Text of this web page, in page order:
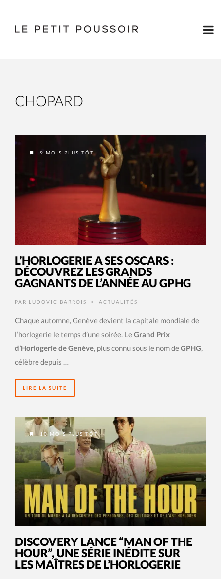
CHOPARD
9 MOIS PLUS TÔT
L’HORLOGERIE A SES OSCARS :
DÉCOUVREZ LES GRANDS
GAGNANTS DE L’ANNÉE AU GPHG
PAR LUDOVIC BARROIS • ACTUALITÉS
Chaque automne, Genève devient la capitale mondiale de
l’horlogerie le temps d’une soirée. LeGrand Prix
d’Horlogerie de Genève, plus connu sous le nom deGPHG,
célèbre depuis …
LIRE LA SUITE
10 MOIS PLUS TÔT
DISCOVERY LANCE “MAN OF THE
HOUR”, UNE SÉRIE INÉDITE SUR
LES MAÎTRES DE L’HORLOGERIE